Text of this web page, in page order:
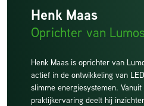
Henk Maas
Oprichter van
Henk Maas is oprichter van
actief in de ontwikkeling van
slimme energiesystemen.
praktijkervaring deelt hij